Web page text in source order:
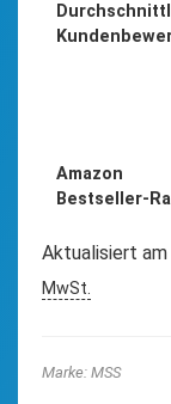
Amazon
Bestseller-
Aktualisiert
MwSt.
Marke: MSS